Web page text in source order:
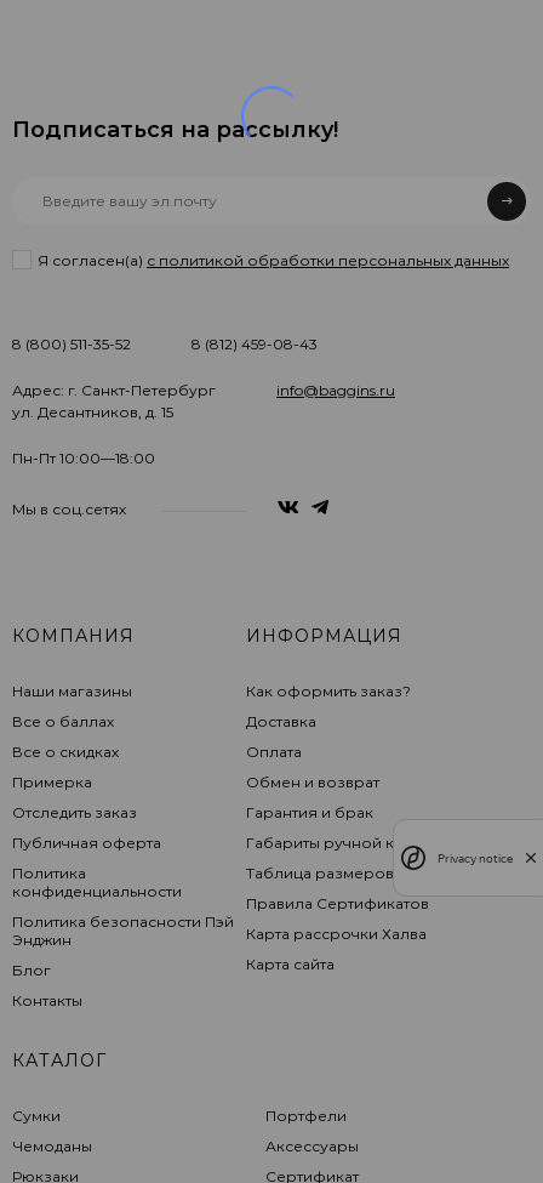
Подписаться на рассылкy!
Я согласен(a) с политикой обработки персональных данных
8 (800) 511-35-52 8 (812) 459-08-43
Адрес: г. Санкт-Петербург
ул. Десантников, д. 15
info@baggins.ru
Пн-Пт 10:00—18:00
Мы в соц.сетях
КОМПАНИЯ
Наши магазины
Все о баллах
Все о скидках
Примерка
Отследить заказ
Публичная оферта
Политика
конфиденциальности
Политика безопасности Пэй
Энджин
Блог
Контакты
ИНФОРМАЦИЯ
Как оформить заказ?
Доставка
Оплата
Обмен и возврат
Гарантия и брак
Габариты ручной клади
Таблица размеров
Правила Сертификатов
Карта рассрочки Халва
Карта сайта
КАТАЛОГ
Сумки
Чемоданы
Рюкзаки
Портфели
Аксессуары
Сертификат
Privacy notice